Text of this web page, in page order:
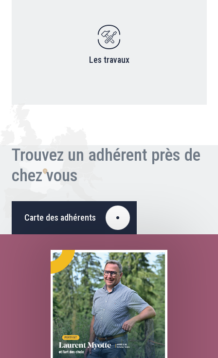
Les travaux
Trouvez un adhérent près de
chez vous
Carte des adhérents